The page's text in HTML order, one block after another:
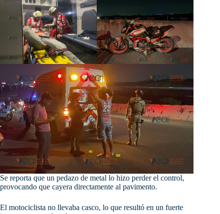
Se reporta que un pedazo de metal lo hizo perder el control,
provocando que cayera directamente al pavimento.
El motociclista no llevaba casco, lo que resultó en un fuerte